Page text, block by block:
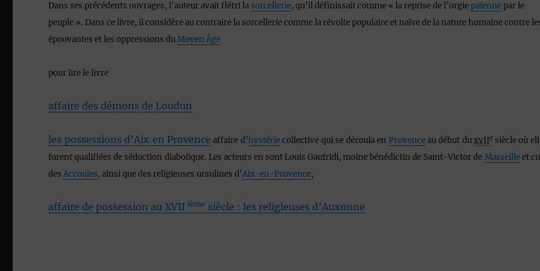
Dans ses précédents ouvrages, l’auteur avait flétri la sorcellerie, qu’il définissait comme « la reprise de l’orgiepaïennepar le
peuple ». Dans ce livre, il considère au contraire la sorcellerie comme la révolte populaire et naïve de la nature humaine contre
épouvantes et les oppressions duMoyen Âge
pour lire le livre
affaire des démons de Loudun
les possessions d’Aix en Provence affaire d’hystériecollective qui se déroula en Provenceau début duxvIIe siècle où
furent qualifiées de séduction diabolique. Les acteurs en sont Louis Gaufridi, moine bénédictin de Saint-Victor de Marseilleet
desAccoules, ainsi que des religieuses ursulines d’Aix-en-Provence,
affaire de possession au XVIIième siècle : les religieuses d’Auxonne